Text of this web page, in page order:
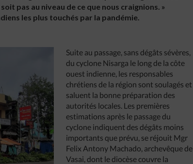
pas au niveau de ce que nous craignions. »
les plus touchés par la pandémie.
Suite au passage, sans dégâts sévères,
du cyclone Nisarga le long de la côte
ouest indienne, les responsables
chrétiens de la région sont soulagés et
saluent la bonne préparation des
autorités locales. Les premières
estimations après le passage du
cyclone indiquent des dégâts moins
importants que prévu, se réjouit Mgr
Felix Antony Machado, archevêque de
Vasai, dont le diocèse couvre la